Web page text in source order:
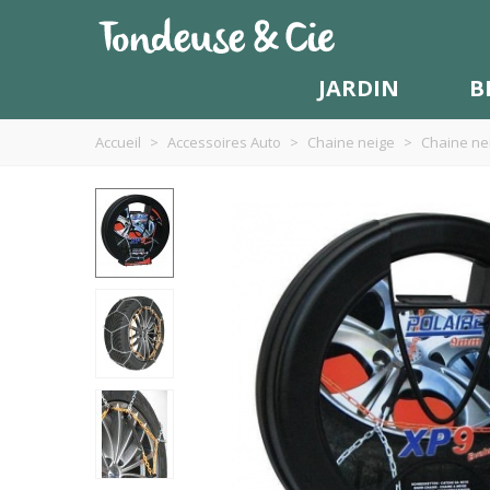
JARDIN
Accueil > Accessoires Auto > Chaine neige > Chaine